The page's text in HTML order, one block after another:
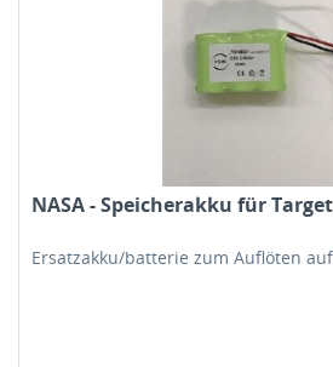
NASA - Speicherakku für
Ersatzakku/batterie zum Auflöten